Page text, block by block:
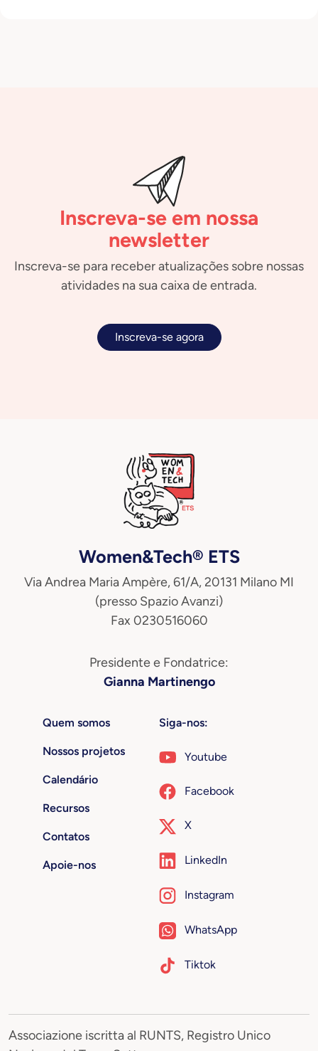
Inscreva-se em nossa
newsletter
Inscreva-se para receber atualizações sobre nossas
atividades na sua caixa de entrada.
Inscreva-se agora
Women&Tech® ETS
Via Andrea Maria Ampère, 61/A, 20131 Milano MI
(presso Spazio Avanzi)
Fax 0230516060
Presidente e Fondatrice:
Gianna Martinengo
Quem somos
Nossos projetos
Calendário
Recursos
Contatos
Apoie-nos
Siga-nos:
Youtube
Facebook
X
LinkedIn
Instagram
WhatsApp
Tiktok
Associazione iscritta al RUNTS, Registro Unico